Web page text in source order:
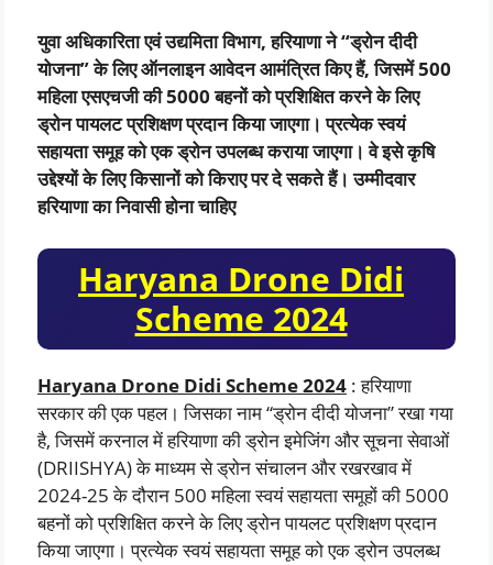
युवा अधिकारिता एवं उद्यमिता विभाग, हरियाणा ने “ड्रोन दीदी
योजना” के लिए ऑनलाइन आवेदन आमंत्रित किए हैं, जिसमें 500
महिला एसएचजी की 5000 बहनों को प्रशिक्षित करने के लिए
ड्रोन पायलट प्रशिक्षण प्रदान किया जाएगा। प्रत्येक स्वयं
सहायता समूह को एक ड्रोन उपलब्ध कराया जाएगा। वे इसे कृषि
उद्देश्यों के लिए किसानों को किराए पर दे सकते हैं। उम्मीदवार
हरियाणा का निवासी होना चाहिए
Haryana Drone Didi
Scheme 2024
Haryana Drone Didi Scheme 2024 : हरियाणा
सरकार की एक पहल। जिसका नाम “ड्रोन दीदी योजना” रखा गया
है, जिसमें करनाल में हरियाणा की ड्रोन इमेजिंग और सूचना सेवाओं
(DRIISHYA) के माध्यम से ड्रोन संचालन और रखरखाव में
2024-25 के दौरान 500 महिला स्वयं सहायता समूहों की 5000
बहनों को प्रशिक्षित करने के लिए ड्रोन पायलट प्रशिक्षण प्रदान
किया जाएगा। प्रत्येक स्वयं सहायता समूह को एक ड्रोन उपलब्ध